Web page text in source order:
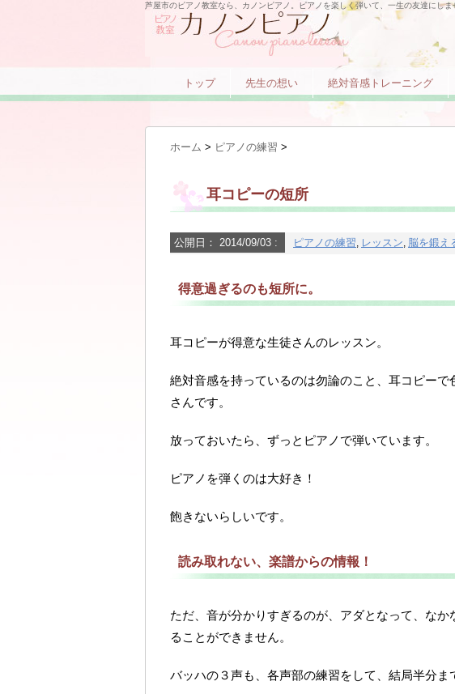
芦屋市のピアノ教室なら、カノンピアノ。ピアノを楽しく弾いて、一生の友達にしま
トップ 先生の想い 絶対音感トレーニング
ホーム > ピアノの練習 >
耳コピーの短所
公開日： 2014/09/03 : ピアノの練習, レッスン, 脳を鍛え
得意過ぎるのも短所に。
耳コピーが得意な生徒さんのレッスン。
絶対音感を持っているのは勿論のこと、耳コピー
さんです。
放っておいたら、ずっとピアノで弾いています。
ピアノを弾くのは大好き！
飽きないらしいです。
読み取れない、楽譜からの情報！
ただ、音が分かりすぎるのが、アダとなって、な
ることができません。
バッハの３声も、各声部の練習をして、結局半分ま